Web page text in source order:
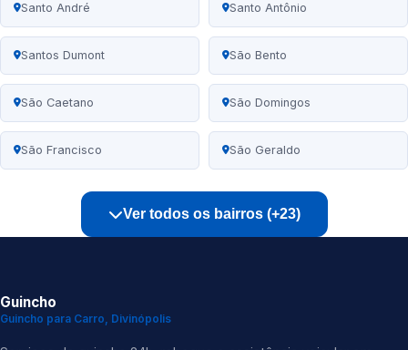
Santo André Santo Antônio
Santos Dumont São Bento
São Caetano São Domingos
São Francisco São Geraldo
Ver todos os bairros (+23)
Guincho
Guincho para Carro, Divinópolis